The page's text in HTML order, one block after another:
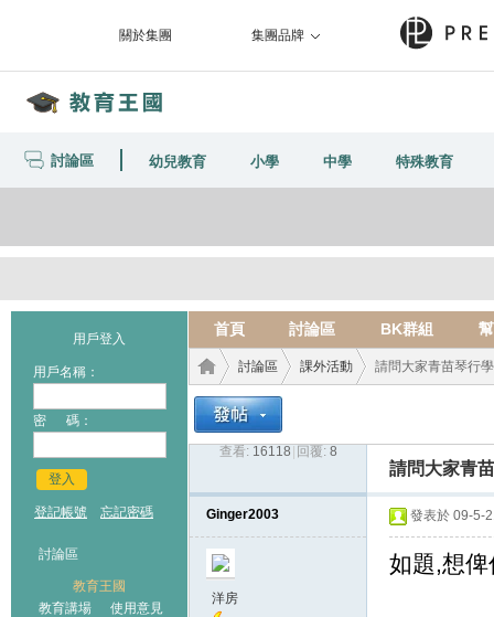
關於集團 集團品牌
討論區 幼兒教育 小學 中學 特殊教育
用戶登入
用戶名稱：
密 碼：
登入
登記帳號 忘記密碼
討論區
教育王國
教育講場
使用意見
首頁 討論區 BK群組
›
討論區
›
課外活動 請問大家青苗琴行
查看: 16118 回覆: 8
請問大家青
Ginger2003
洋房
發表於 09-5-
如題,想